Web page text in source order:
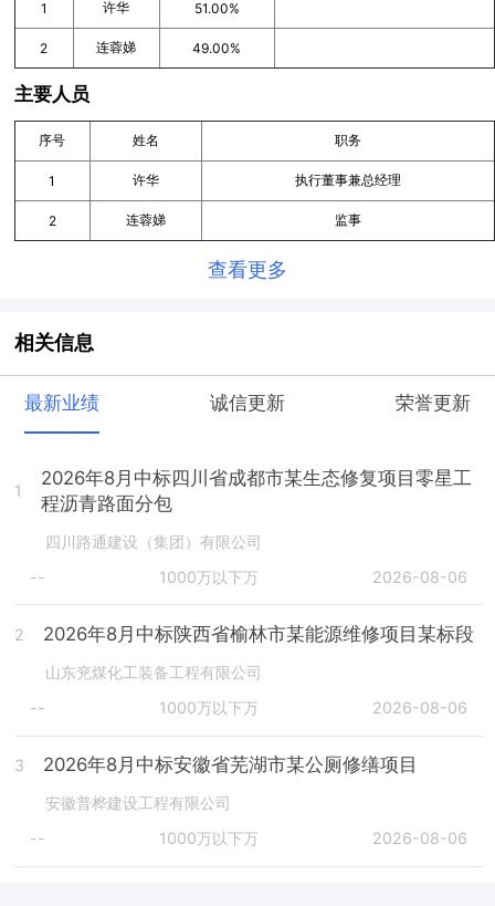
1 许华 51.00%
2 连蓉娣 49.00%
主要人员
序号 姓名 职务
1 许华 执行董事兼总经理
2 连蓉娣 监事
查看更多
相关信息
最新业绩 诚信更新 荣誉更新
1
2026年8月中标四川省成都市某生态修复项目零星工
程沥青路面分包
四川路通建设（集团）有限公司
--
1000万以下万 2026-08-06
2 2026年8月中标陕西省榆林市某能源维修项目某标段
山东兖煤化工装备工程有限公司
--
1000万以下万 2026-08-06
3 2026年8月中标安徽省芜湖市某公厕修缮项目
安徽普桦建设工程有限公司
--
1000万以下万 2026-08-06